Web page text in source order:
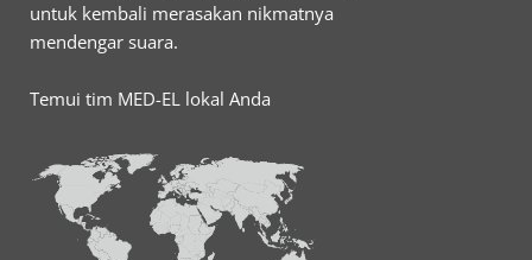
untuk kembali merasakan nikmatnya
mendengar suara.
Temui tim MED-EL lokal Anda